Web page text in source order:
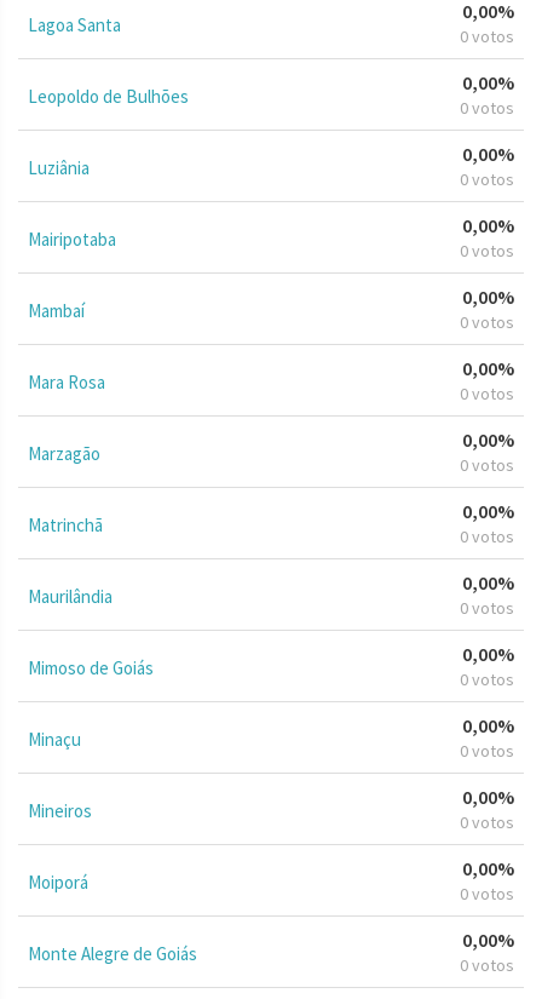
Lagoa Santa
0,00%
0 votos
Leopoldo de Bulhões
0,00%
0 votos
Luziânia
0,00%
0 votos
Mairipotaba
0,00%
0 votos
Mambaí
0,00%
0 votos
Mara Rosa
0,00%
0 votos
Marzagão
0,00%
0 votos
Matrinchã
0,00%
0 votos
Maurilândia
0,00%
0 votos
Mimoso de Goiás
0,00%
0 votos
Minaçu
0,00%
0 votos
Mineiros
0,00%
0 votos
Moiporá
0,00%
0 votos
Monte Alegre de Goiás
0,00%
0 votos